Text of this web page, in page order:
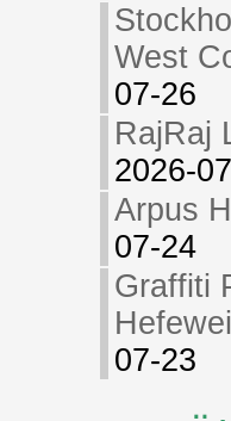
West
07-26
RajRaj
2026-
Arpus
07-24
Graffiti
07-23